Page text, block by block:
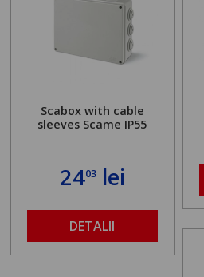
Scabox with cable
sleeves Scame IP55
2403lei
DETALII